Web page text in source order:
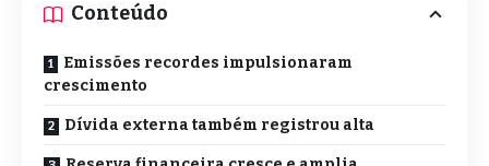
Conteúdo
Emissões recordes impulsionaram
crescimento
Dívida externa também registrou alta